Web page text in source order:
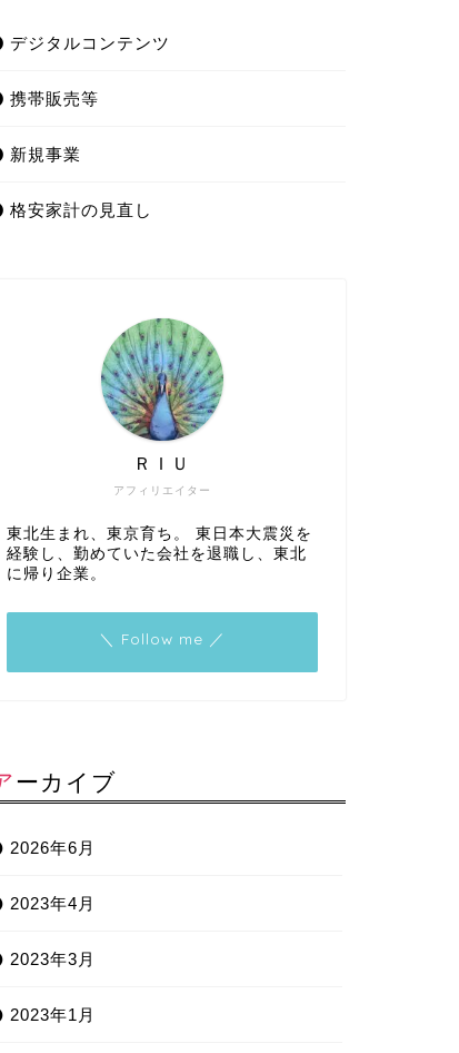
デジタルコンテンツ
携帯販売等
新規事業
格安家計の見直し
アフィリエイター
ＲＩＵ
東北生まれ、東京育ち。 東日本大震災を
経験し、勤めていた会社を退職し、東北
に帰り企業。
＼ Follow me ／
アーカイブ
2026年6月
2023年4月
2023年3月
2023年1月